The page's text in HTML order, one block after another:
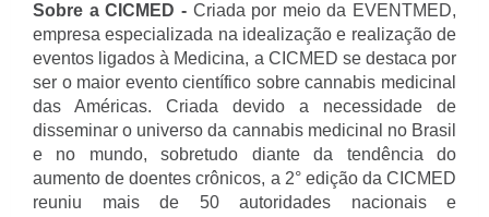
Sobre a CICMED - Criada por meio da EVENTMED,
empresa especializada na idealização e realização de
eventos ligados à Medicina, a CICMED se destaca por
ser o maior evento científico sobre cannabis medicinal
das Américas. Criada devido a necessidade de
disseminar o universo da cannabis medicinal no Brasil
e no mundo, sobretudo diante da tendência do
aumento de doentes crônicos, a 2° edição da CICMED
reuniu mais de 50 autoridades nacionais e